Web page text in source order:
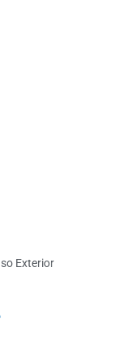
Exterior